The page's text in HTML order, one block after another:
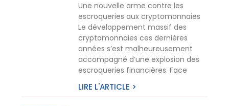
Une nouvelle arme contre les
escroqueries aux cryptomonnaies
Le développement massif des
cryptomonnaies ces dernières
années s’est malheureusement
accompagné d’une explosion des
escroqueries financières. Face
LIRE L'ARTICLE >